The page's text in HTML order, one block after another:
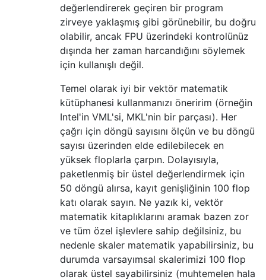
değerlendirerek geçiren bir program
zirveye yaklaşmış gibi görünebilir, bu doğru
olabilir, ancak FPU üzerindeki kontrolünüz
dışında her zaman harcandığını söylemek
için kullanışlı değil.
Temel olarak iyi bir vektör matematik
kütüphanesi kullanmanızı öneririm (örneğin
Intel'in VML'si, MKL'nin bir parçası). Her
çağrı için döngü sayısını ölçün ve bu döngü
sayısı üzerinden elde edilebilecek en
yüksek floplarla çarpın. Dolayısıyla,
paketlenmiş bir üstel değerlendirmek için
50 döngü alırsa, kayıt genişliğinin 100 flop
katı olarak sayın. Ne yazık ki, vektör
matematik kitaplıklarını aramak bazen zor
ve tüm özel işlevlere sahip değilsiniz, bu
nedenle skaler matematik yapabilirsiniz, bu
durumda varsayımsal skalerimizi 100 flop
olarak üstel sayabilirsiniz (muhtemelen hala